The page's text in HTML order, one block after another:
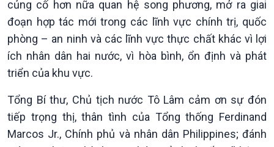
Tin Kinh tế
Trước giờ mở cửa
Dòng chảy Kinh tế
Tin Nông nghiệp & Biển
đảo
Mùa vàng
củng cố hơn nữa quan hệ song phương, mở ra giai
đoạn hợp tác mới trong các lĩnh vực chính trị, quốc
phòng – an ninh và các lĩnh vực thực chất khác vì lợi
ích nhân dân hai nước, vì hòa bình, ổn định và phát
triển của khu vực.
Tổng Bí thư, Chủ tịch nước Tô Lâm cảm ơn sự đón
tiếp trọng thị, thân tình của Tổng thống Ferdinand
Marcos Jr., Chính phủ và nhân dân Philippines; đánh